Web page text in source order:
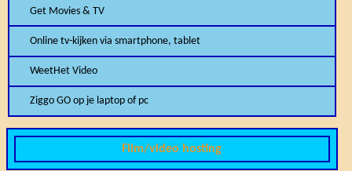
Get Movies & TV
Online tv-kijken via smartphone, tablet
WeetHet Video
Ziggo GO op je laptop of pc
Film/video hosting